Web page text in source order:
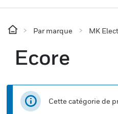
Par marque MK
Ecore
Cette catégorie de